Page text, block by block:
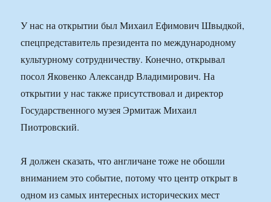
У нас на открытии был Михаил Ефимович Швыдкой,
спецпредставитель президента по международному
культурному сотрудничеству. Конечно, открывал
посол Яковенко Александр Владимирович. На
открытии у нас также присутствовал и директор
Государственного музея Эрмитаж Михаил
Пиотровский.
Я должен сказать, что англичане тоже не обошли
вниманием это событие, потому что центр открыт в
одном из самых интересных исторических мест